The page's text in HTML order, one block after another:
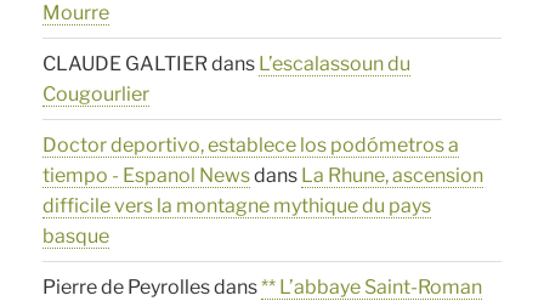
Mourre
CLAUDE GALTIERdans L’escalassoun du
Cougourlier
Doctor deportivo, establece los podómetros a
tiempo - Espanol Newsdans La Rhune, ascension
difficile vers la montagne mythique du pays
basque
Pierre de Peyrollesdans** L’abbaye Saint-Roman